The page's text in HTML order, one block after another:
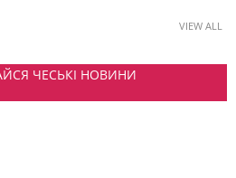
VIEW ALL
ЧЕСЬКІ НОВИНИ